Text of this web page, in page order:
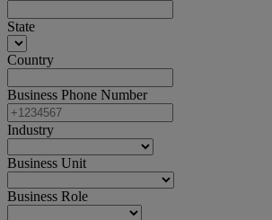
State
Country
Business Phone Number
Industry
Business Unit
Business Role